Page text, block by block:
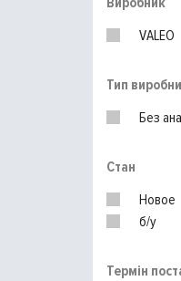
VALEO
Тип
Без
Стан
Новое
б/у
Термін